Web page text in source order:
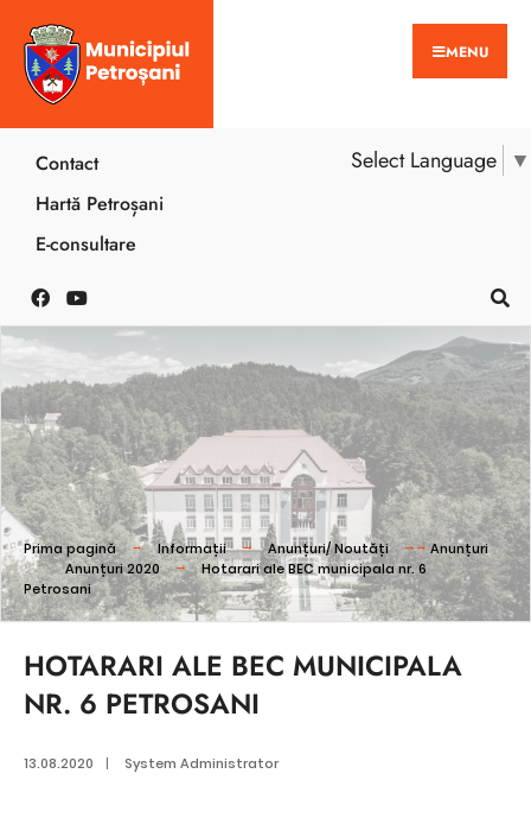
MENU
Select Language ▼
Contact
Hartă Petroșani
E-consultare
Prima pagină Informații Anunțuri/ Noutăți
Anunțuri
Anunțuri 2020
Hotarari ale BEC municipala nr. 6
Petrosani
HOTARARI ALE BEC MUNICIPALA
NR. 6 PETROSANI
13.08.2020 | System Administrator